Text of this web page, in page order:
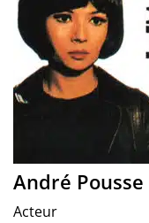
André Pousse
Acteur